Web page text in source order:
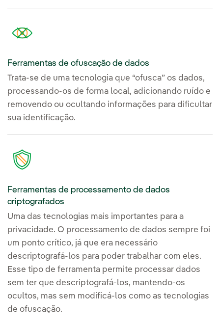
Ferramentas de ofuscação de dados
Trata-se de uma tecnologia que “ofusca” os dados,
processando-os de forma local, adicionando ruído e
removendo ou ocultando informações para dificultar
sua identificação.
Ferramentas de processamento de dados
criptografados
Uma das tecnologias mais importantes para a
privacidade. O processamento de dados sempre foi
um ponto crítico, já que era necessário
descriptografá-los para poder trabalhar com eles.
Esse tipo de ferramenta permite processar dados
sem ter que descriptografá-los, mantendo-os
ocultos, mas sem modificá-los como as tecnologias
de ofuscação.